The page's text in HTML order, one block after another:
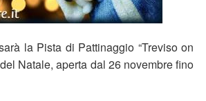
la Pista di Pattinaggio “Treviso on
Natale, aperta dal 26 novembre fino